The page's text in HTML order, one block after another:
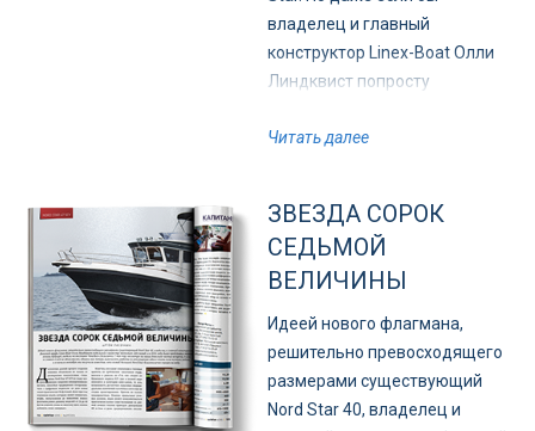
владелец и главный
конструктор Linex-Boat Олли
Линдквист попросту
электронные чертежи его 40-
zoom (что, естественно,
совсем не так), лодка все
равно не стала бы «просто
внешность долгожданной
новинки более чем узнаваема,
но увеличение размерных
показателей, а тем более такое
Читать далее
ЗВЕЗДА СОРОК
СЕДЬМОЙ
ВЕЛИЧИНЫ
Идеей нового флагмана,
решительно превосходящего
размерами существующий
Nord Star 40, владелец и